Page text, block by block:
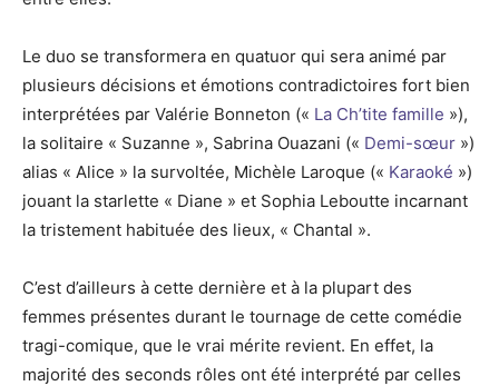
Le duo se transformera en quatuor qui sera animé par
plusieurs décisions et émotions contradictoires fort bien
interprétées par Valérie Bonneton (« La Ch’tite famille »),
la solitaire « Suzanne », Sabrina Ouazani (« Demi-sœur »)
alias « Alice » la survoltée, Michèle Laroque (« Karaoké »)
jouant la starlette « Diane » et Sophia Leboutte incarnant
la tristement habituée des lieux, « Chantal ».
C’est d’ailleurs à cette dernière et à la plupart des
femmes présentes durant le tournage de cette comédie
tragi-comique, que le vrai mérite revient. En effet, la
majorité des seconds rôles ont été interprété par celles